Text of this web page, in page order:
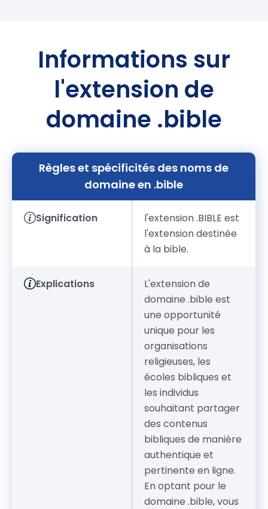
Informations sur
l'extension de
domaine .bible
Règles et spécificités des noms de
domaine en .bible
Signification
l'extension .BIBLE est
l'extension destinée
à la bible.
Explications
L'extension de
domaine .bible est
une opportunité
unique pour les
organisations
religieuses, les
écoles bibliques et
les individus
souhaitant partager
des contenus
bibliques de manière
authentique et
pertinente en ligne.
En optant pour le
domaine .bible, vous